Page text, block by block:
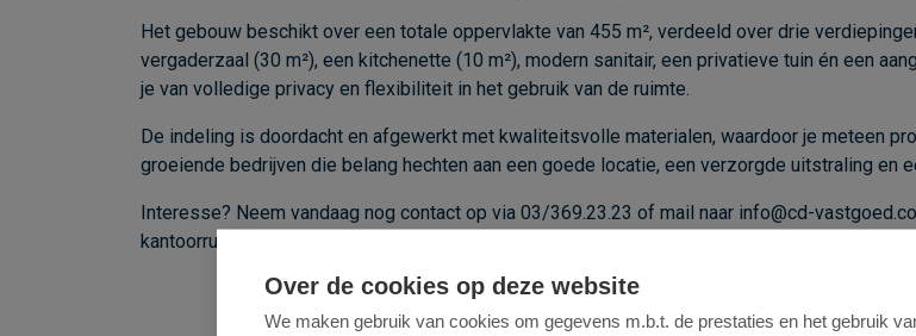
Het gebouw beschikt over een totale oppervlakte van 455 m², verdeeld over drie
vergaderzaal (30 m²), een kitchenette (10 m²), modern sanitair, een privatieve tuin én een
je van volledige privacy en flexibiliteit in het gebruik van de ruimte.
De indeling is doordacht en afgewerkt met kwaliteitsvolle materialen, waardoor je meteen
groeiende bedrijven die belang hechten aan een goede locatie, een verzorgde uitstraling en
Interesse? Neem vandaag nog contact op via 03/369.23.23 of mail naar info@cd-vastgoed.
kantoorruimte
Over de cookies op deze website
We maken gebruik van cookies om gegevens m.b.t. de prestaties en het gebruik